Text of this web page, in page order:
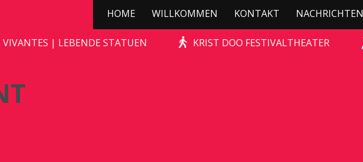
HOME WILLKOMMEN KONTAKT NACHRICHTEN
VIVANTES | LEBENDE STATUEN KRIST DOO FESTIVALTHEATER
DE CHAGRIJNIGE VENT